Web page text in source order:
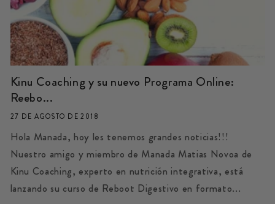
Kinu Coaching y su nuevo Programa Online:
Reebo...
27 DE AGOSTO DE 2018
Hola Manada, hoy les tenemos grandes noticias!!!
Nuestro amigo y miembro de Manada Matias Novoa de
Kinu Coaching, experto en nutrición integrativa, está
lanzando su curso de Reboot Digestivo en formato...